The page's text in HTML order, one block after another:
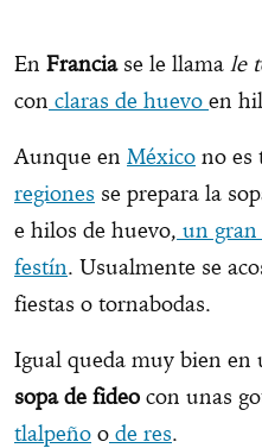
En Franciase le llama le
con claras de huevo en
Aunque en México no es
regiones se prepara la
e hilos de huevo, un
festín. Usualmente se
fiestas o tornabodas.
Igual queda muy bien en
sopa de fideo con unas
tlalpeño o de res.